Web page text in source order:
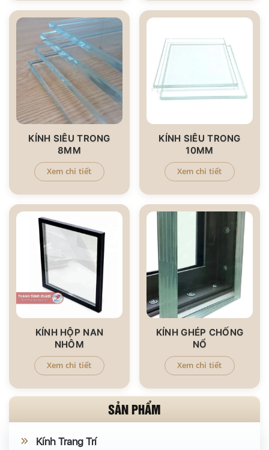
KÍNH SIÊU TRONG
8MM
Xem chi tiết
KÍNH SIÊU TRONG
10MM
Xem chi tiết
KÍNH HỘP NAN
NHÔM
Xem chi tiết
KÍNH GHÉP CHỐNG
NỔ
Xem chi tiết
SẢN PHẨM
Kính Trang Trí